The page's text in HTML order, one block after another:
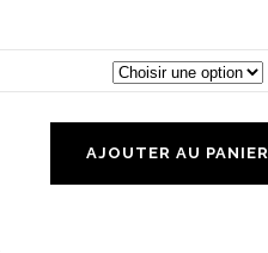
AJOUTER AU PANIER